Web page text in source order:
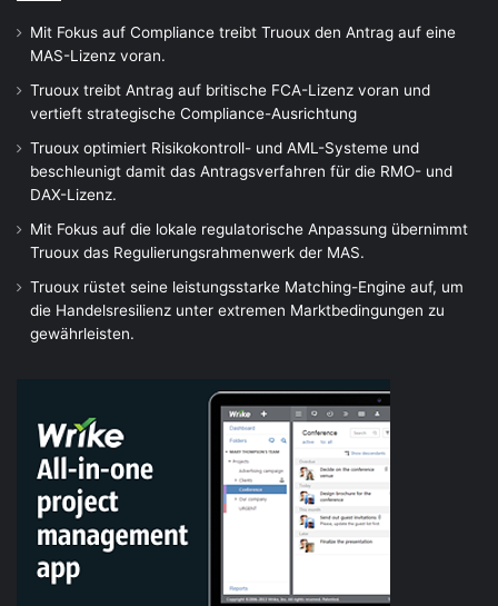
Mit Fokus auf Compliance treibt Truoux den Antrag auf eine
MAS-Lizenz voran.
Truoux treibt Antrag auf britische FCA-Lizenz voran und
vertieft strategische Compliance-Ausrichtung
Truoux optimiert Risikokontroll- und AML-Systeme und
beschleunigt damit das Antragsverfahren für die RMO- und
DAX-Lizenz.
Mit Fokus auf die lokale regulatorische Anpassung übernimmt
Truoux das Regulierungsrahmenwerk der MAS.
Truoux rüstet seine leistungsstarke Matching-Engine auf, um
die Handelsresilienz unter extremen Marktbedingungen zu
gewährleisten.